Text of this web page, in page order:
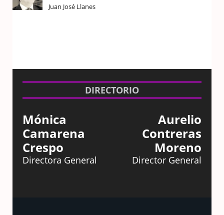
Juan José Llanes
DIRECTORIO
Mónica
Camarena
Crespo
Directora General
Aurelio
Contreras
Moreno
Director General